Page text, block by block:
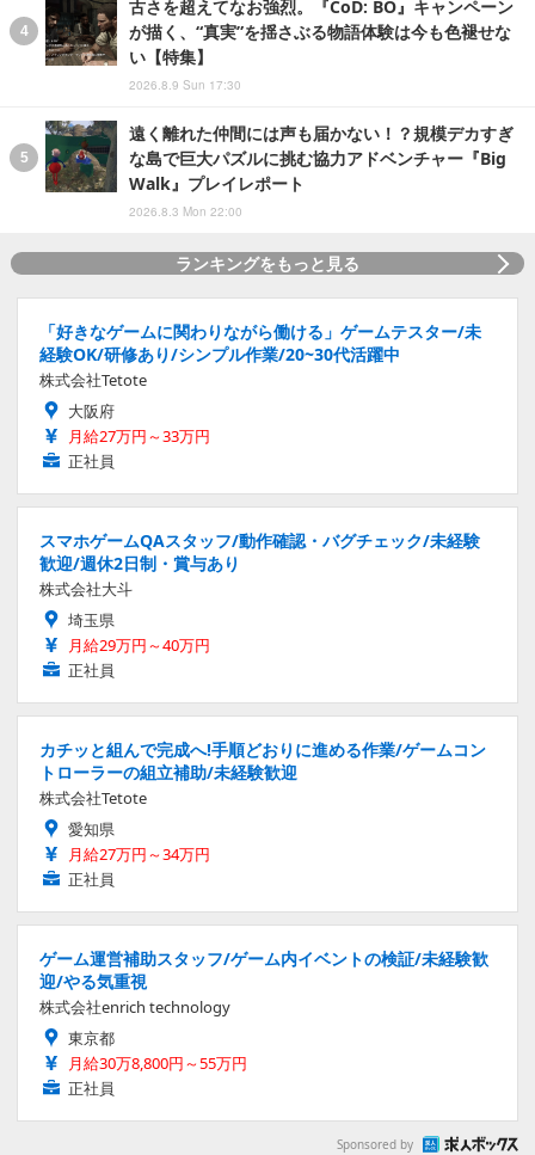
古さを超えてなお強烈。『CoD: BO』キャンペーン
が描く、“真実”を揺さぶる物語体験は今も色褪せな
い【特集】
2026.8.9 Sun 17:30
遠く離れた仲間には声も届かない！？規模デカすぎ
な島で巨大パズルに挑む協力アドベンチャー『Big
Walk』プレイレポート
2026.8.3 Mon 22:00
ランキングをもっと見る
「好きなゲームに関わりながら働ける」ゲームテスター/未
経験OK/研修あり/シンプル作業/20~30代活躍中
株式会社Tetote
大阪府
月給27万円～33万円
正社員
スマホゲームQAスタッフ/動作確認・バグチェック/未経験
歓迎/週休2日制・賞与あり
株式会社大斗
埼玉県
月給29万円～40万円
正社員
カチッと組んで完成へ!手順どおりに進める作業/ゲームコン
トローラーの組立補助/未経験歓迎
株式会社Tetote
愛知県
月給27万円～34万円
正社員
ゲーム運営補助スタッフ/ゲーム内イベントの検証/未経験歓
迎/やる気重視
株式会社enrich technology
東京都
月給30万8,800円～55万円
正社員
Sponsored by